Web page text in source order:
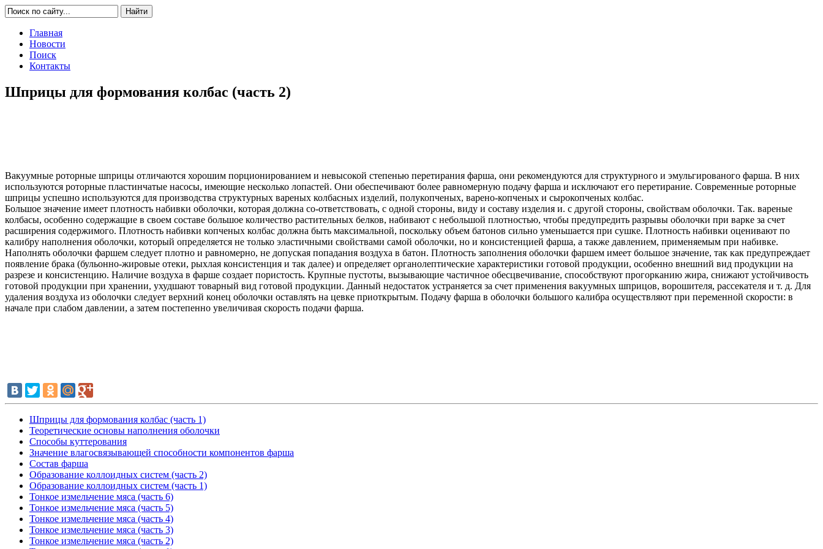
Главная
Новости
Поиск
Контакты
Шприцы для формования колбас (часть 2)
Вакуумные роторные шприцы отличаются хорошим порционированием и невысокой степенью перетирания фарша, они рекомендуются для структурного и эмульгированого фарша. В них
используются роторные пластинчатые насосы, имеющие несколько лопастей. Они обеспечивают более равномерную подачу фарша и исключают его перетирание. Современные роторные
шприцы успешно используются для производства структурных вареных колбасных изделий, полукопченых, варено-копченых и сырокопченых колбас.
Большое значение имеет плотность набивки оболочки, которая должна со-ответствовать, с одной стороны, виду и составу изделия и. с другой стороны, свойствам оболочки. Так. вареные
колбасы, особенно содержащие в своем составе большое количество растительных белков, набивают с небольшой плотностью, чтобы предупредить разрывы оболочки при варке за счет
расширения содержимого. Плотность набивки копченых колбас должна быть максимальной, поскольку объем батонов сильно уменьшается при сушке. Плотность набивки оценивают по
калибру наполнения оболочки, который определяется не только эластичными свойствами самой оболочки, но и консистенцией фарша, а также давлением, применяемым при набивке.
Наполнять оболочки фаршем следует плотно и равномерно, не допуская попадания воздуха в батон. Плотность заполнения оболочки фаршем имеет большое значение, так как предупреждает
появление брака (бульонно-жировые отеки, рыхлая консистенция и так далее) и определяет органолептические характеристики готовой продукции, особенно внешний вид продукции на
разрезе и консистенцию. Наличие воздуха в фарше создает пористость. Крупные пустоты, вызывающие частичное обесцвечивание, способствуют прогорканию жира, снижают устойчивость
готовой продукции при хранении, ухудшают товарный вид готовой продукции. Данный недостаток устраняется за счет применения вакуумных шприцов, ворошителя, рассекателя и т. д. Для
удаления воздуха из оболочки следует верхний конец оболочки оставлять на цевке приоткрытым. Подачу фарша в оболочки большого калибра осуществляют при переменной скорости: в
начале при слабом давлении, а затем постепенно увеличивая скорость подачи фарша.
Шприцы для формования колбас (часть 1)
Теоретические основы наполнения оболочки
Способы куттерования
Значение влагосвязывающей способности компонентов фарша
Состав фарша
Образование коллоидных систем (часть 2)
Образование коллоидных систем (часть 1)
Тонкое измельчение мяса (часть 6)
Тонкое измельчение мяса (часть 5)
Тонкое измельчение мяса (часть 4)
Тонкое измельчение мяса (часть 3)
Тонкое измельчение мяса (часть 2)